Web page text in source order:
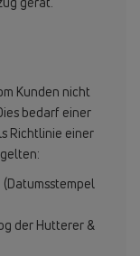
Kunden nicht
bedarf einer
Richtlinie einer
der Hutterer &